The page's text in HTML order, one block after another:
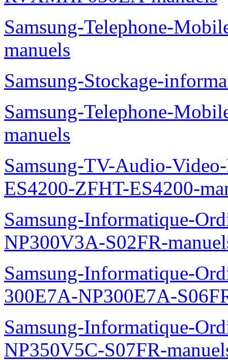
Samsung-Telephone-
manuels
Samsung-Stockage-
Samsung-Telephone-
manuels
Samsung-TV-Audio-
ES4200-ZFHT-ES4200-
Samsung-Informatique-
NP300V3A-S02FR-
Samsung-Informatique-
300E7A-NP300E7A-
Samsung-Informatique-
NP350V5C-S07FR-